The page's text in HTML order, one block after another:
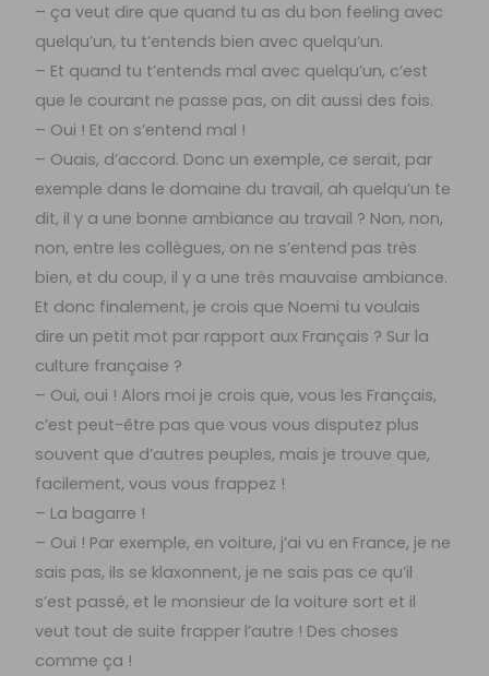
– ça veut dire que quand tu as du bon feeling avec
quelqu’un, tu t’entends bien avec quelqu’un.
– Et quand tu t’entends mal avec quelqu’un, c’est
que le courant ne passe pas, on dit aussi des fois.
– Oui ! Et on s’entend mal !
– Ouais, d’accord. Donc un exemple, ce serait, par
exemple dans le domaine du travail, ah quelqu’un te
dit, il y a une bonne ambiance au travail ? Non, non,
non, entre les collègues, on ne s’entend pas très
bien, et du coup, il y a une très mauvaise ambiance.
Et donc finalement, je crois que Noemi tu voulais
dire un petit mot par rapport aux Français ? Sur la
culture française ?
– Oui, oui ! Alors moi je crois que, vous les Français,
c’est peut-être pas que vous vous disputez plus
souvent que d’autres peuples, mais je trouve que,
facilement, vous vous frappez !
– La bagarre !
– Oui ! Par exemple, en voiture, j’ai vu en France, je ne
sais pas, ils se klaxonnent, je ne sais pas ce qu’il
s’est passé, et le monsieur de la voiture sort et il
veut tout de suite frapper l’autre ! Des choses
comme ça !